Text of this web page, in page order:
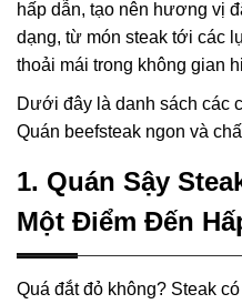
hấp dẫn, tạo nên hương vị
dạng, từ món steak tới các
thoải mái trong không gian
Dưới đây là danh sách các
Quán beefsteak ngon và
1. Quán Sậy
Một Điểm Đến
Quá đắt đỏ không? Steak